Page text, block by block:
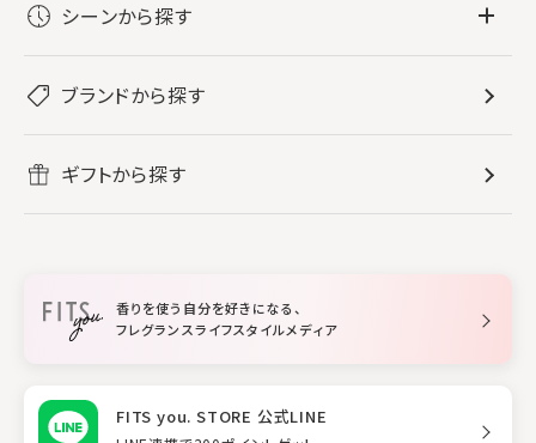
レディース香水
メンズ香水
ボディミスト・スプレー
すべてのバス・ボディケア
ボディ・ハンドクリーム
入浴剤
ホームフレグランス
すべてのホームフレグランス
ルームフレグランス
スタイリング
シーンから探す
リフレッシュしたい
ブランドから探す
ギフトから探す
香りを使う自分を好きになる、
フレグランスライフスタイルメディア
FITS you. STORE 公式LINE